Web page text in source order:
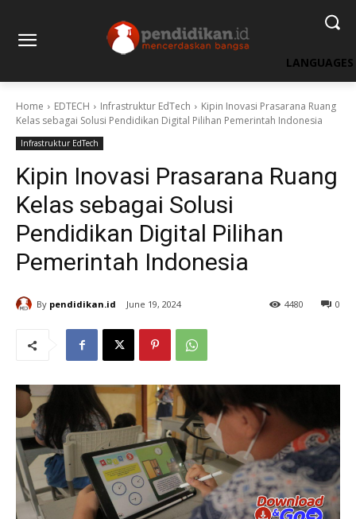
LANGUAGES
Home EDTECH Infrastruktur EdTech
Kipin Inovasi Prasarana Ruang
Kelas sebagai Solusi Pendidikan Digital Pilihan Pemerintah Indonesia
Infrastruktur EdTech
Kipin Inovasi Prasarana Ruang
Kelas sebagai Solusi
Pendidikan Digital Pilihan
Pemerintah Indonesia
By pendidikan.id June 19, 2024 0
4480